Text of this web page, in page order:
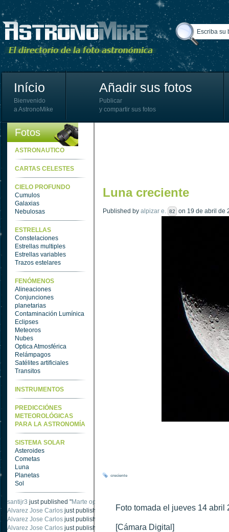
Início
Bienvenido
a AstronoMike
Añadir sus fotos
Publicar
y compartir sus fotos
Fotos
ASTRONAUTICO
CARTAS CELESTES
CIELO PROFUNDO
Cumulos
Galaxias
Nebulosas
ESTRELLAS
Constelaciones
Estrellas multiples
Estrellas variables
Trazos estelares
FENÓMENOS
Alineaciones
Conjunciones
planetarias
Contaminación Lumínica
Eclipses
Meteoros
Nubes
Optica Atmosférica
Relámpagos
Satélites artificiales
Transitos
INSTRUMENTOS
PREDICCIÓNES
METEOROLÓGICAS
PARA LA ASTRONOMÍA
SISTEMA SOLAR
Asteroides
Cometas
Luna
Planetas
Sol
santijr3 just published "Marte oposición 2020
Alvarez Jose Carlos just published " Saturno 20 noviembre 2003".
Alvarez Jose Carlos just published "
Alvarez Jose Carlos just published " Oposición Marte 30 de octubre 2020
Luna creciente
Published by alpizar e. 82 on 19 de abril de
creciente
Foto tomada el jueves 14
[Cámara Digital]